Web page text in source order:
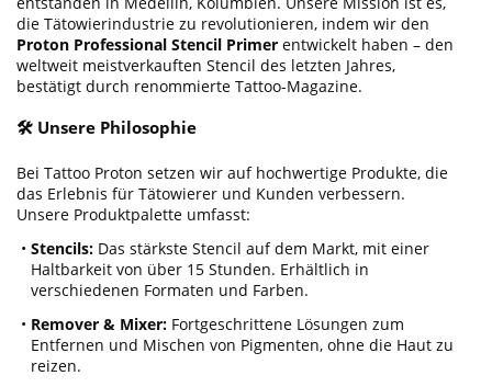
die Tätowierindustrie zu revolutionieren, indem wir den
Proton Professional Stencil Primer entwickelt haben – den
weltweit meistverkauften Stencil des letzten Jahres,
bestätigt durch renommierte Tattoo-Magazine.
🛠️ Unsere Philosophie
Bei Tattoo Proton setzen wir auf hochwertige Produkte, die
das Erlebnis für Tätowierer und Kunden verbessern.
Unsere Produktpalette umfasst:
• Stencils: Das stärkste Stencil auf dem Markt, mit einer
Haltbarkeit von über 15 Stunden. Erhältlich in
verschiedenen Formaten und Farben.
• Remover & Mixer: Fortgeschrittene Lösungen zum
Entfernen und Mischen von Pigmenten, ohne die Haut zu
reizen.